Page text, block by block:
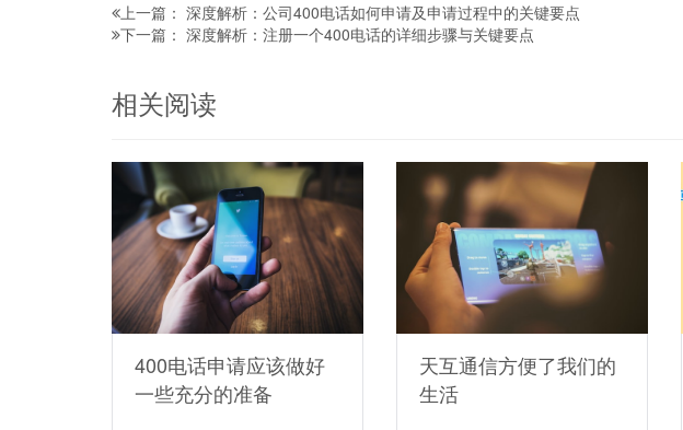
上一篇： 深度解析：公司400电话如何申请及申请过程中的关键要点
下一篇： 深度解析：注册一个400电话的详细步骤与关键要点
相关阅读
400电话申请应该做好
一些充分的准备
天互通信方便了我们的
生活